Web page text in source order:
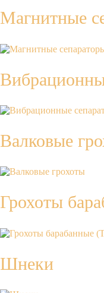
Магнитные
Валковые
Грохоты
Шнеки